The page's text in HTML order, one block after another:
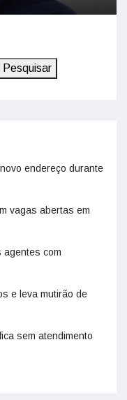
Pesquisar
endereço durante
vagas abertas em
agentes com
e leva mutirão de
sem atendimento